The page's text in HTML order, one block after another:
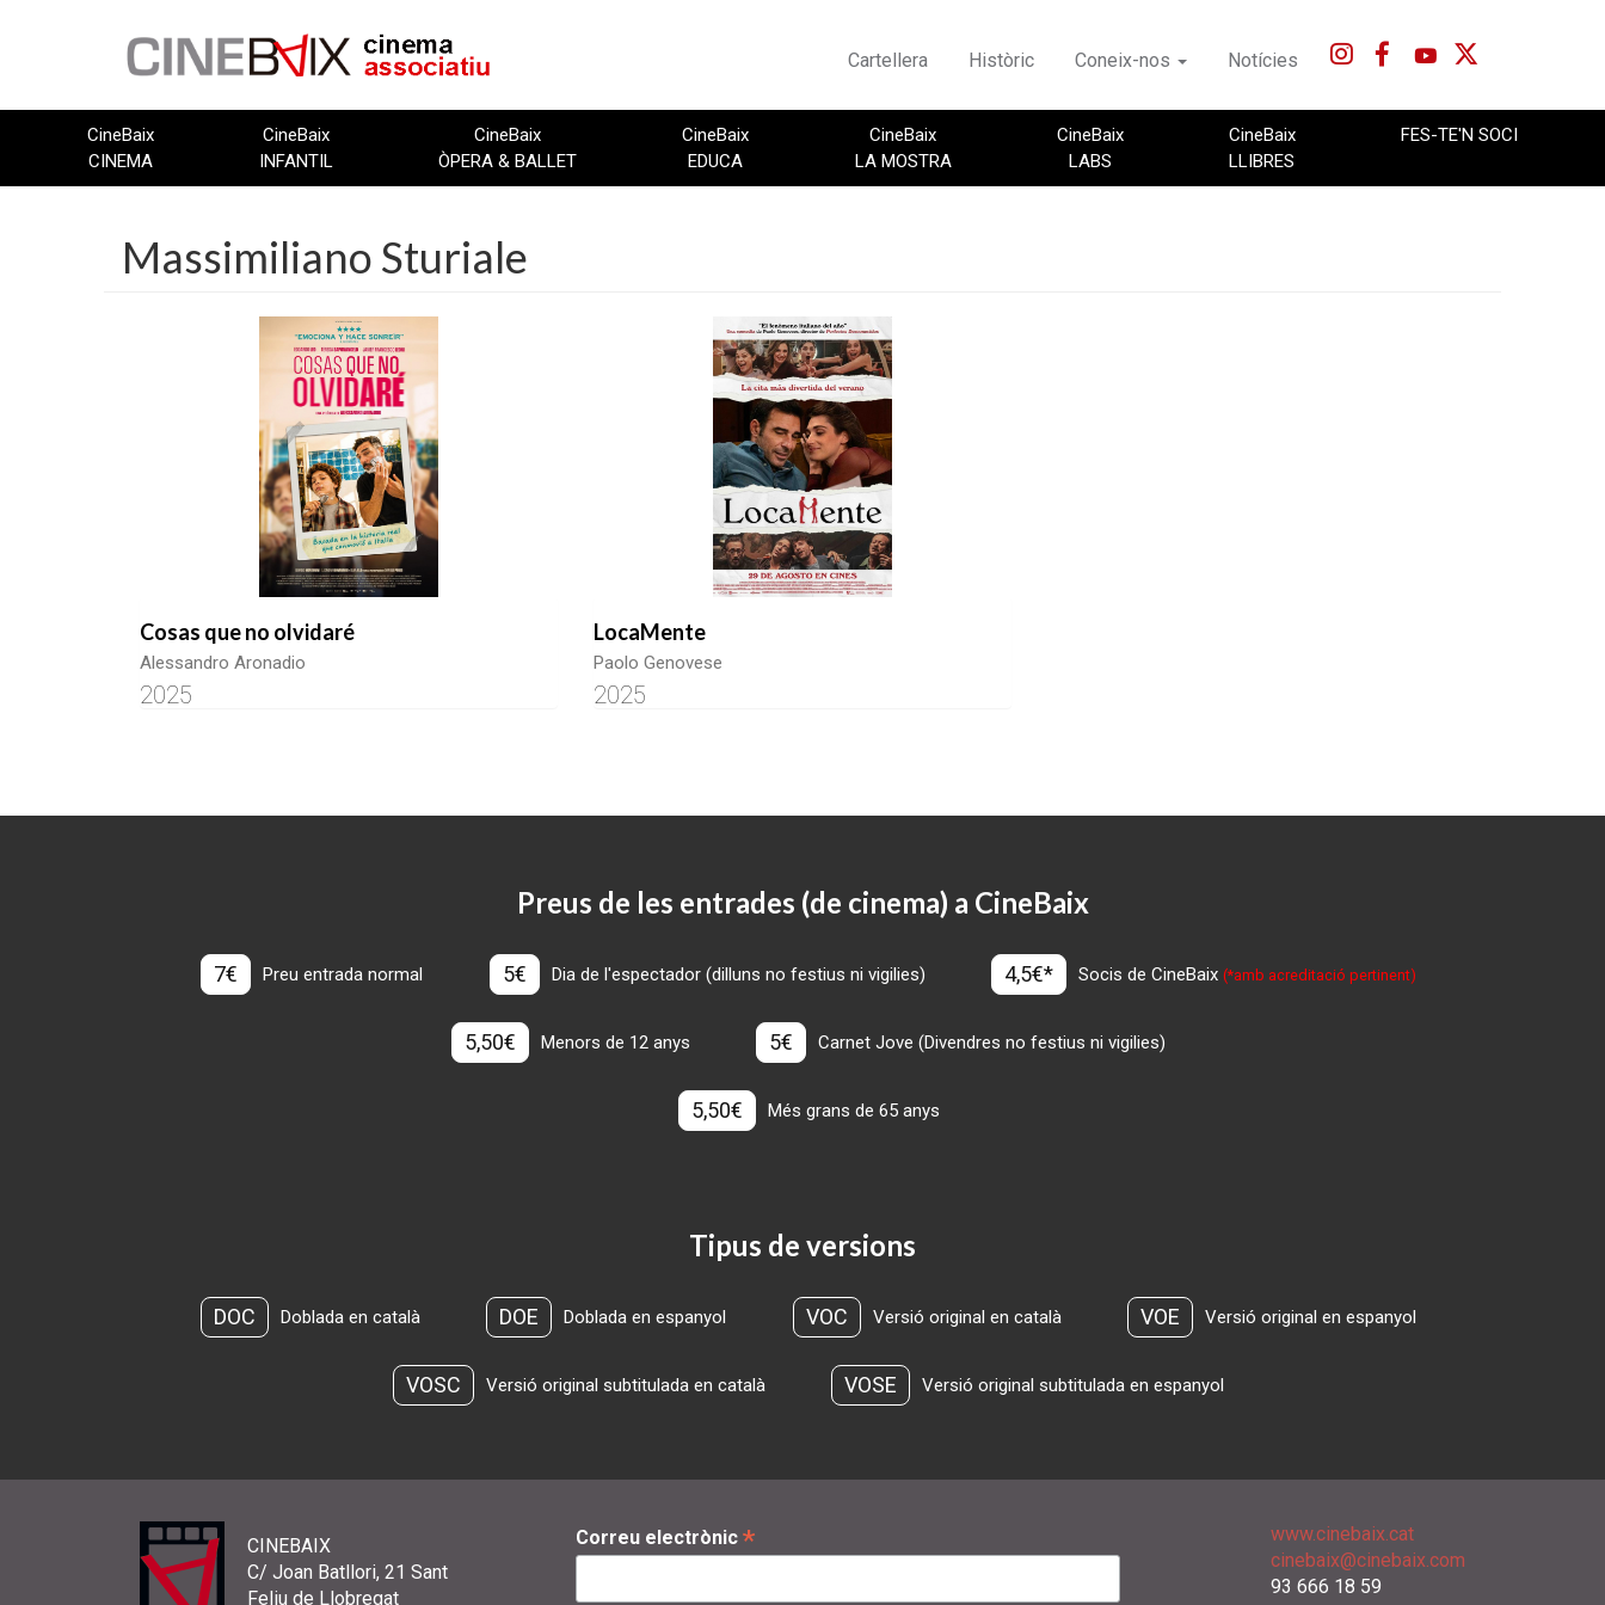
Cartellera Històric Coneix-nos Notícies
CineBaix
CINEMA
CineBaix
INFANTIL
CineBaix
ÒPERA & BALLET
CineBaix
EDUCA
CineBaix
LA MOSTRA
CineBaix
LABS
CineBaix
LLIBRES
FES-TE'N SOCI
Massimiliano Sturiale
Cosas que no olvidaré
Alessandro Aronadio
2025
LocaMente
Paolo Genovese
2025
Preus de les entrades (de cinema) a CineBaix
7€ Preu entrada normal 5€ Dia de l'espectador (dilluns no festius ni vigilies) 4,5€* Socis de CineBaix(*amb acreditació pertinent)
5,50€ Menors de 12 anys 5€ Carnet Jove (Divendres no festius ni vigilies)
5,50€ Més grans de 65 anys
Tipus de versions
DOC Doblada en català DOE Doblada en espanyol VOC Versió original en català VOE Versió original en espanyol
VOSC Versió original subtitulada en català VOSE Versió original subtitulada en espanyol
CINEBAIX
C/ Joan Batllori, 21 Sant
Feliu de Llobregat
Correu electrònic *
www.cinebaix.cat
cinebaix@cinebaix.com
93 666 18 59